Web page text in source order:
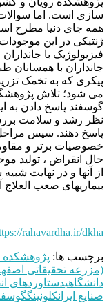
سازی است. اما سوالات
همه جای دنیا مطرح است
ژنتیکی در این
فیزیولوژیک با
جانداران با همسانان
پیکری که به تخمک
می شود؛ تلاش
گوسفند پاسخ دادن به
نظر رشد و سلامت
پاسخ دهند. سپس مراحل
خصوصیات برتر و
حال انقراض ، تولید
از آنها و در نهایت
بیماریهای صعب العلاج
rahavardha.ir/dkha
برچسب ها: پژوهشکده
(مزرعه تحقیقاتی
دانشگاهیدستاوردهای
صنایع ایرانکلونینگ